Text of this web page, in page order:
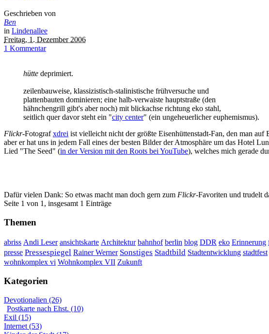
Geschrieben von
Ben
in Lindenallee
Freitag, 1. Dezember 2006
1 Kommentar
hütte deprimiert.
zeilenbauweise, klassizistisch-stalinistische frühversuche und
plattenbauten dominieren; eine halb-verwaiste hauptstraße (den
hähnchengrill gibt's aber noch) mit blickachse richtung eko stahl,
seitlich quer davor steht ein "city center" (ein ungeheuerlicher euphemismus).
Flickr-Fotografxdrei ist vielleicht nicht der größte Eisenhüttenstadt-Fan, den man auf
aber er hat uns in jedem Fall eines der besten Bilder der Atmosphäre um das Hotel
Lied "The Seed" (in der Version mit den Roots bei YouTube), welches mich gerade
Dafür vielen Dank: So etwas macht man doch gern zum Flickr-Favoriten und trudelt
Seite 1 von 1, insgesamt 1 Einträge
Themen
abriss Andi Leser ansichtskarte Architektur bahnhof berlin blog DDR eko Erinnerung
presse Pressespiegel Rainer Werner Sonstiges Stadtbild Stadtentwicklung stadtfest
wohnkomplex vi Wohnkomplex VII Zukunft
Kategorien
Devotionalien (26)
Postkarte nach Ehst. (10)
Exil (15)
Internet (53)